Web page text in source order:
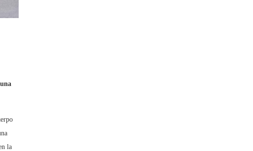
la